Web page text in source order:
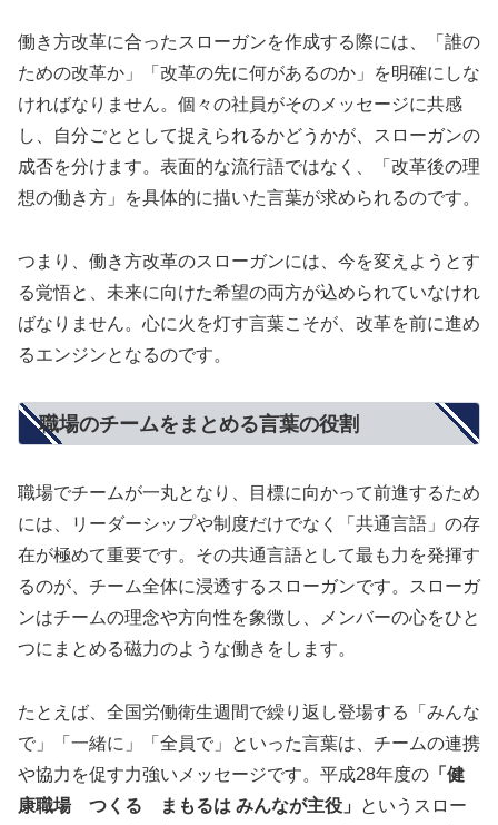
働き方改革に合ったスローガンを作成する際には、「誰の
ための改革か」「改革の先に何があるのか」を明確にしな
ければなりません。個々の社員がそのメッセージに共感
し、自分ごととして捉えられるかどうかが、スローガンの
成否を分けます。表面的な流行語ではなく、「改革後の理
想の働き方」を具体的に描いた言葉が求められるのです。
つまり、働き方改革のスローガンには、今を変えようとす
る覚悟と、未来に向けた希望の両方が込められていなけれ
ばなりません。心に火を灯す言葉こそが、改革を前に進め
るエンジンとなるのです。
職場のチームをまとめる言葉の役割
職場でチームが一丸となり、目標に向かって前進するため
には、リーダーシップや制度だけでなく「共通言語」の存
在が極めて重要です。その共通言語として最も力を発揮す
るのが、チーム全体に浸透するスローガンです。スローガ
ンはチームの理念や方向性を象徴し、メンバーの心をひと
つにまとめる磁力のような働きをします。
たとえば、全国労働衛生週間で繰り返し登場する「みんな
で」「一緒に」「全員で」といった言葉は、チームの連携
や協力を促す力強いメッセージです。平成28年度の 「健
康職場 つくる まもるは みんなが主役」
というスロー